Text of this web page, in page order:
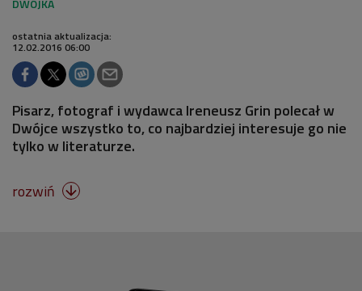
ostatnia aktualizacja:
12.02.2016 06:00
Pisarz, fotograf i wydawca Ireneusz Grin polecał w
Dwójce wszystko to, co najbardziej interesuje go nie
tylko w literaturze.
rozwiń 